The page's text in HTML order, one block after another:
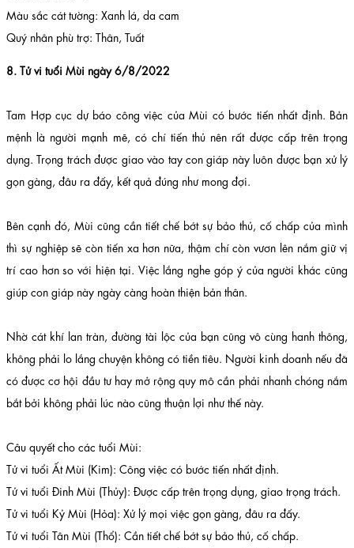
Màu sắc cát tường: Xanh lá, da cam
Quý nhân phù trợ: Thân, Tuất
8. Tử vi tuổi Mùi ngày 6/8/2022
Tam Hợp cục dự báo công việc của Mùi có bước tiến nhất định. Bản
mệnh là người mạnh mẽ, có chí tiến thủ nên rất được cấp trên trọng
dụng. Trọng trách được giao vào tay con giáp này luôn được bạn xử lý
gọn gàng, đâu ra đấy, kết quả đúng như mong đợi.
Bên cạnh đó, Mùi cũng cần tiết chế bớt sự bảo thủ, cố chấp của mình
thì sự nghiệp sẽ còn tiến xa hơn nữa, thậm chí còn vươn lên nắm giữ vị
trí cao hơn so với hiện tại. Việc lắng nghe góp ý của người khác cũng
giúp con giáp này ngày càng hoàn thiện bản thân.
Nhờ cát khí lan tràn, đường tài lộc của bạn cũng vô cùng hanh thông,
không phải lo lắng chuyện không có tiền tiêu. Người kinh doanh nếu đã
có được cơ hội đầu tư hay mở rộng quy mô cần phải nhanh chóng nắm
bắt bởi không phải lúc nào cũng thuận lợi như thế này.
Câu quyết cho các tuổi Mùi:
Tử vi tuổi Ất Mùi (Kim): Công việc có bước tiến nhất định.
Tử vi tuổi Đinh Mùi (Thủy): Được cấp trên trọng dụng, giao trọng trách.
Tử vi tuổi Kỷ Mùi (Hỏa): Xử lý mọi việc gọn gàng, đâu ra đấy.
Tử vi tuổi Tân Mùi (Thổ): Cần tiết chế bớt sự bảo thủ, cố chấp.